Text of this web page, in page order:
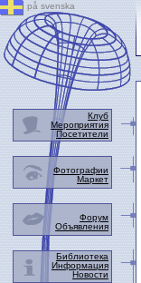
på svenska
Клуб
Мероприятия
Посетители
Фотографии
Маркет
Форум
Объявления
Библиотека
Информация
Новости